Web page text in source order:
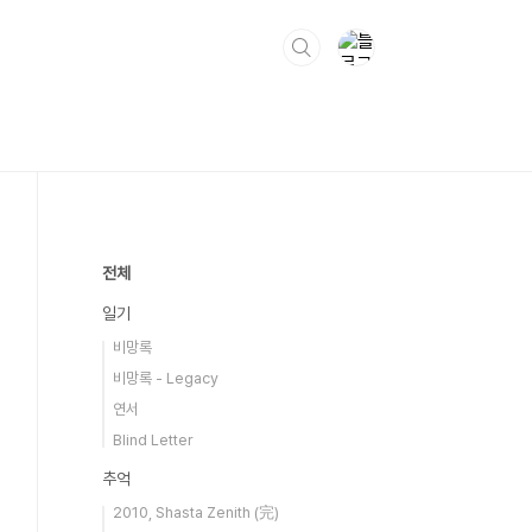
전체
일기
비망록
비망록 - Legacy
연서
Blind Letter
추억
2010, Shasta Zenith (完)